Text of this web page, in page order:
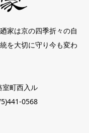
家は京の四季折々の自
を大切に守り今も変わ
町西入ル
0568